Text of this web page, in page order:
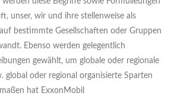
unser, wir und ihre stellenweise als
bestimmte Gesellschaften oder Gruppen
Ebenso werden gelegentlich
gewählt, um globale oder regionale
global oder regional organisierte Sparten
hat ExxonMobil